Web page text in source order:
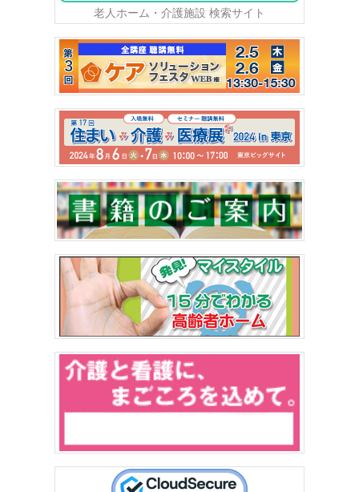
老人ホーム・介護施設 検索サイト